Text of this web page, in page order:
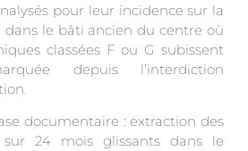
pour leur incidence sur la
le bâti ancien du centre où
classées F ou G subissent
depuis l’interdiction
documentaire : extraction des
sur 24 mois glissants dans le